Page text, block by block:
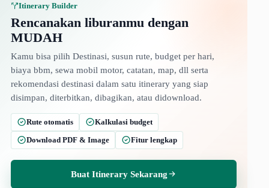
Itinerary Builder
Rencanakan liburanmu dengan
MUDAH
Kamu bisa pilih Destinasi, susun rute, budget per hari,
biaya bbm, sewa mobil motor, catatan, map, dll serta
rekomendasi destinasi dalam satu itinerary yang siap
disimpan, diterbitkan, dibagikan, atau didownload.
Rute otomatis
Kalkulasi budget
Download PDF & Image
Fitur lengkap
Buat Itinerary Sekarang